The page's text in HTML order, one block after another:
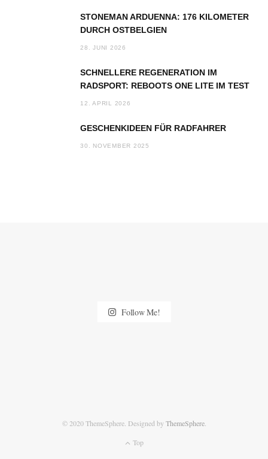
STONEMAN ARDUENNA: 176 KILOMETER
DURCH OSTBELGIEN
28. JUNI 2026
SCHNELLERE REGENERATION IM
RADSPORT: REBOOTS ONE LITE IM TEST
12. APRIL 2026
GESCHENKIDEEN FÜR RADFAHRER
30. NOVEMBER 2025
Follow Me!
© 2020 ThemeSphere. Designed by ThemeSphere.
Top